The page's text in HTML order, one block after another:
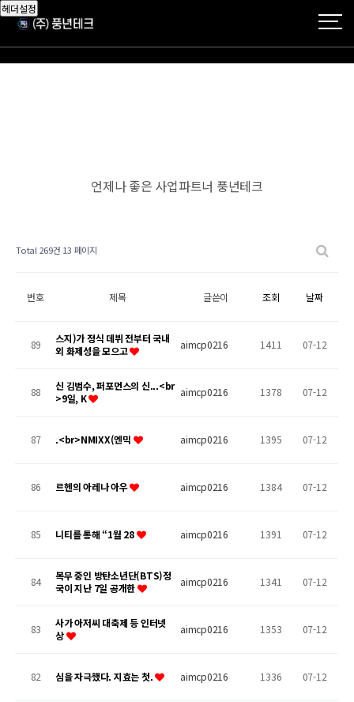
헤더설정
언제나 좋은 사업파트너 풍년테크
Total 269건 13 페이지
번호 제목 글쓴이 조회 날짜
89
스지)가 정식 데뷔 전부터 국내
외 화제성을 모으고
aimcp0216 1411 07-12
88
신 김범수, 퍼포먼스의 신...<br
>9일, K
aimcp0216 1378 07-12
87 .<br>NMIXX(엔믹 aimcp0216 1395 07-12
86 르헨의 아레나 아우 aimcp0216 1384 07-12
85 니티를 통해 “1월 28 aimcp0216 1391 07-12
84
복무 중인 방탄소년단(BTS)정
국이 지난 7일 공개한
aimcp0216 1341 07-12
83
사가 아저씨 대축제 등 인터넷
상
aimcp0216 1353 07-12
82 심을 자극했다. 지효는 첫. aimcp0216 1336 07-12